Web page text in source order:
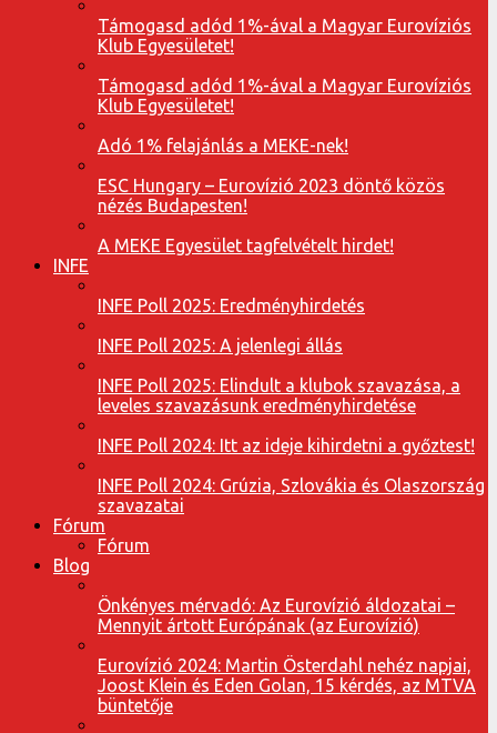
Támogasd adód 1%-ával a Magyar Eurovíziós
Klub Egyesületet!
Támogasd adód 1%-ával a Magyar Eurovíziós
Klub Egyesületet!
Adó 1% felajánlás a MEKE-nek!
ESC Hungary – Eurovízió 2023 döntő közös
nézés Budapesten!
A MEKE Egyesület tagfelvételt hirdet!
INFE
INFE Poll 2025: Eredményhirdetés
INFE Poll 2025: A jelenlegi állás
INFE Poll 2025: Elindult a klubok szavazása, a
leveles szavazásunk eredményhirdetése
INFE Poll 2024: Itt az ideje kihirdetni a győztest!
INFE Poll 2024: Grúzia, Szlovákia és Olaszország
szavazatai
Fórum
Fórum
Blog
Önkényes mérvadó: Az Eurovízió áldozatai –
Mennyit ártott Európának (az Eurovízió)
Eurovízió 2024: Martin Österdahl nehéz napjai,
Joost Klein és Eden Golan, 15 kérdés, az MTVA
büntetője